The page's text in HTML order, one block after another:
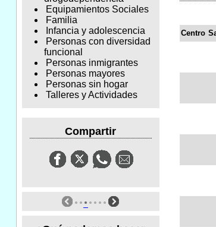
Equipamientos Sociales
Familia
Infancia y adolescencia
Personas con diversidad
funcional
Personas inmigrantes
Personas mayores
Personas sin hogar
Talleres y Actividades
Compartir
Centro